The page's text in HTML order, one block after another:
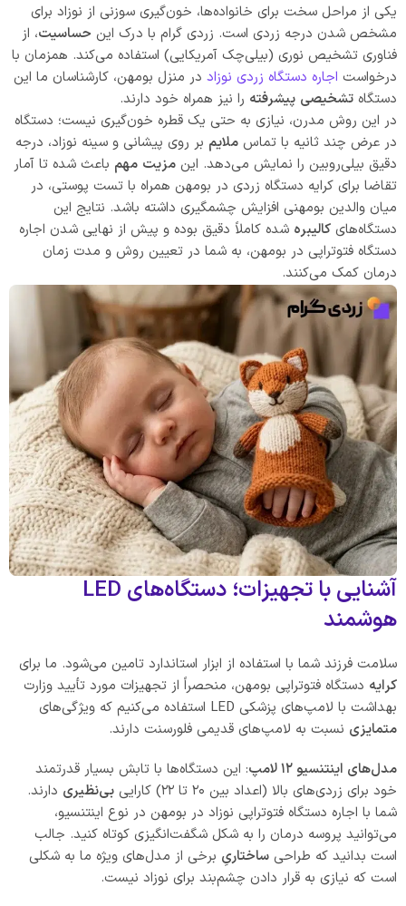
یکی از مراحل سخت برای خانواده‌ها، خون‌گیری سوزنی از نوزاد برای
مشخص شدن درجه زردی است. زردی گرام با درک این حساسیت، از
فناوری تشخیص نوری (بیلی‌چک آمریکایی) استفاده می‌کند. همزمان با
درخواست اجاره دستگاه زردی نوزاد در منزل بومهن، کارشناسان ما این
دستگاه تشخیصی پیشرفته را نیز همراه خود دارند.
در این روش مدرن، نیازی به حتی یک قطره خون‌گیری نیست؛ دستگاه
در عرض چند ثانیه با تماس ملایم بر روی پیشانی و سینه نوزاد، درجه
دقیق بیلی‌روبین را نمایش می‌دهد. این مزیت مهم باعث شده تا آمار
تقاضا برای کرایه دستگاه زردی در بومهن همراه با تست پوستی، در
میان والدین بومهنی افزایش چشمگیری داشته باشد. نتایج این
دستگاه‌های کالیبره شده کاملاً دقیق بوده و پیش از نهایی شدن اجاره
دستگاه فتوتراپی در بومهن، به شما در تعیین روش و مدت زمان
درمان کمک می‌کنند.
آشنایی با تجهیزات؛ دستگاه‌های LED
هوشمند
سلامت فرزند شما با استفاده از ابزار استاندارد تامین می‌شود. ما برای
کرایه دستگاه فتوتراپی بومهن، منحصراً از تجهیزات مورد تأیید وزارت
بهداشت با لامپ‌های پزشکی LED استفاده می‌کنیم که ویژگی‌های
متمایزی نسبت به لامپ‌های قدیمی فلورسنت دارند.
مدل‌های اینتنسیو ۱۲ لامپ
: این دستگاه‌ها با تابش بسیار قدرتمند
خود برای زردی‌های بالا (اعداد بین ۲۰ تا ۲۲) کارایی
بی‌نظیری دارند.
شما با اجاره دستگاه فتوتراپی نوزاد در بومهن در نوع اینتنسیو،
می‌توانید پروسه درمان را به شکل شگفت‌انگیزی کوتاه کنید. جالب
است بدانید که طراحی ساختاریِ برخی از مدل‌های ویژه ما به شکلی
است که نیازی به قرار دادن چشم‌بند برای نوزاد نیست.